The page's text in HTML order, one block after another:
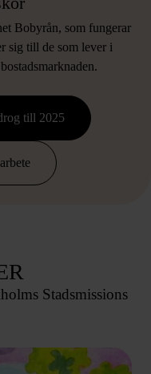
Bobyrån, som fungerar
sig till de som lever i
till 2025
Stadsmissions